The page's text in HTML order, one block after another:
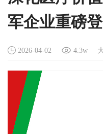
军企业重磅
2026-04-02 4.3w